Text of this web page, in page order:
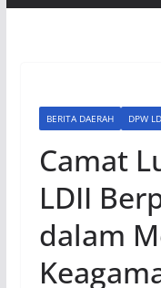
BERITA DAERAH DPW
Camat
LDII
dalam